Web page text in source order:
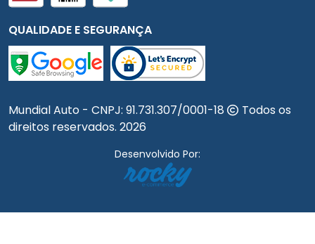
QUALIDADE E SEGURANÇA
Mundial Auto - CNPJ: 91.731.307/0001-18
Todos os
direitos reservados. 2026
Desenvolvido Por: